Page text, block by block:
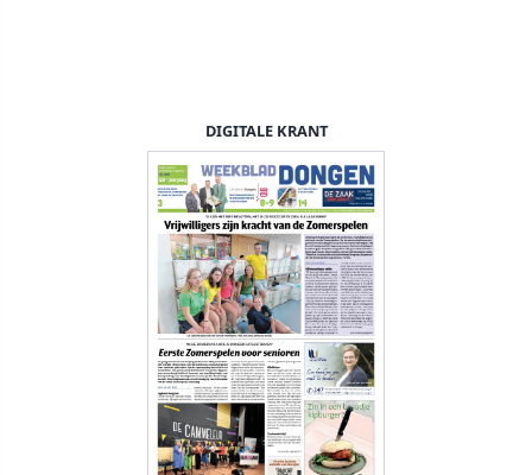
DIGITALE KRANT